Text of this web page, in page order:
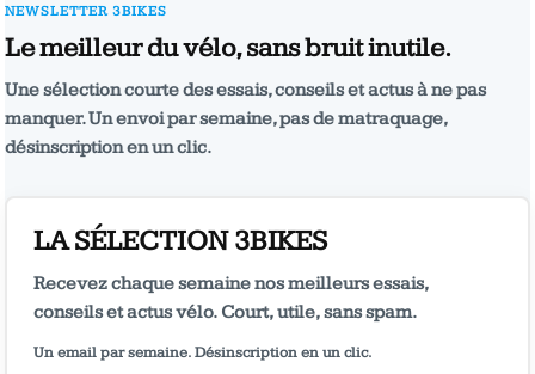
NEWSLETTER 3BIKES
Le meilleur du vélo, sans bruit inutile.
Une sélection courte des essais, conseils et actus à ne pas
manquer. Un envoi par semaine, pas de matraquage,
désinscription en un clic.
LA SÉLECTION 3BIKES
Recevez chaque semaine nos meilleurs essais,
conseils et actus vélo. Court, utile, sans spam.
Un email par semaine. Désinscription en un clic.